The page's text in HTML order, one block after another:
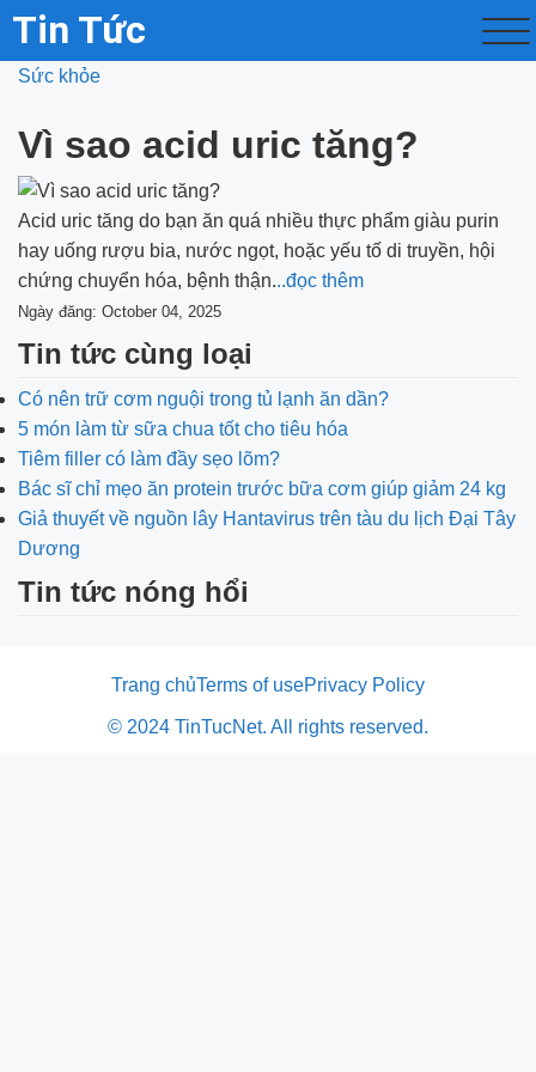
Tin Tức
Sức khỏe
Vì sao acid uric tăng?
Acid uric tăng do bạn ăn quá nhiều thực phẩm giàu purin
hay uống rượu bia, nước ngọt, hoặc yếu tố di truyền, hội
chứng chuyển hóa, bệnh thận...đọc thêm
Ngày đăng: October 04, 2025
Tin tức cùng loại
Có nên trữ cơm nguội trong tủ lạnh ăn dần?
5 món làm từ sữa chua tốt cho tiêu hóa
Tiêm filler có làm đầy sẹo lõm?
Bác sĩ chỉ mẹo ăn protein trước bữa cơm giúp giảm 24 kg
Giả thuyết về nguồn lây Hantavirus trên tàu du lịch Đại Tây
Dương
Tin tức nóng hổi
Trang chủTerms of usePrivacy Policy
© 2024 TinTucNet. All rights reserved.